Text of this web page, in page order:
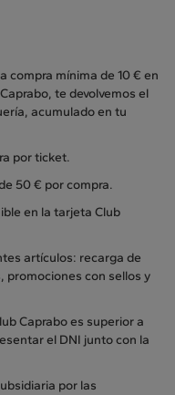
compra mínima de 10 € en
te devolvemos el
acumulado en tu
por ticket.
50 € por compra.
en la tarjeta Club
artículos: recarga de
promociones con sellos y
Caprabo es superior a
el DNI junto con la
por las